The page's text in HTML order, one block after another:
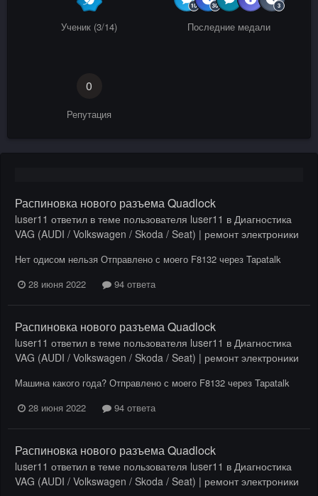
Ученик (3/14) Последние медали
0
Репутация
Распиновка нового разъема Quadlock
luser11 ответил в теме пользователя luser11 в Диагностика
VAG (AUDI / Volkswagen / Skoda / Seat) | ремонт электроники
Нет одисом нельзя Отправлено с моего F8132 через Tapatalk
28 июня 2022
94 ответа
Распиновка нового разъема Quadlock
luser11 ответил в теме пользователя luser11 в Диагностика
VAG (AUDI / Volkswagen / Skoda / Seat) | ремонт электроники
Машина какого года? Отправлено с моего F8132 через Tapatalk
28 июня 2022
94 ответа
Распиновка нового разъема Quadlock
luser11 ответил в теме пользователя luser11 в Диагностика
VAG (AUDI / Volkswagen / Skoda / Seat) | ремонт электроники